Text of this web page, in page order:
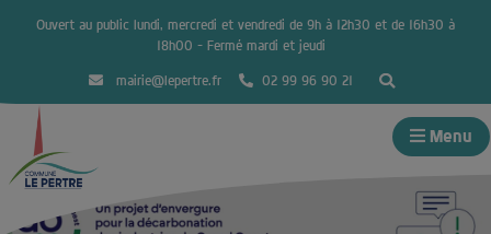
Ouvert au public lundi, mercredi et vendredi de 9h à 12h30 et de 16h30 à
18h00 – Fermé mardi et jeudi
mairie@lepertre.fr 02 99 96 90 21
Menu